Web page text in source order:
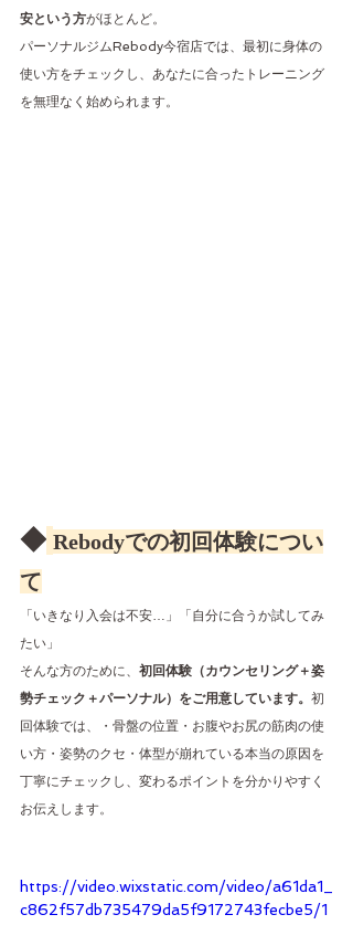
安という方がほとんど。
パーソナルジムRebody今宿店では、最初に身体の
使い方をチェックし、あなたに合ったトレーニング
を無理なく始められます。
◆ Rebodyでの初回体験につい
て
「いきなり入会は不安…」「自分に合うか試してみ
たい」
そんな方のために、 初回体験（カウンセリング＋姿
勢チェック＋パーソナル）をご用意しています。 初
回体験では、・骨盤の位置・お腹やお尻の筋肉の使
い方・姿勢のクセ・体型が崩れている本当の原因を
丁寧にチェックし、変わるポイントを分かりやすく
お伝えします。
https://video.wixstatic.com/video/a61da1_
c862f57db735479da5f9172743fecbe5/1